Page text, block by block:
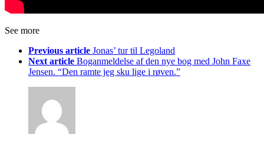
See more
Previous article Jonas’ tur til Legoland
Next article Boganmeldelse af den nye bog med John Faxe
Jensen. “Den ramte jeg sku lige i røven.”